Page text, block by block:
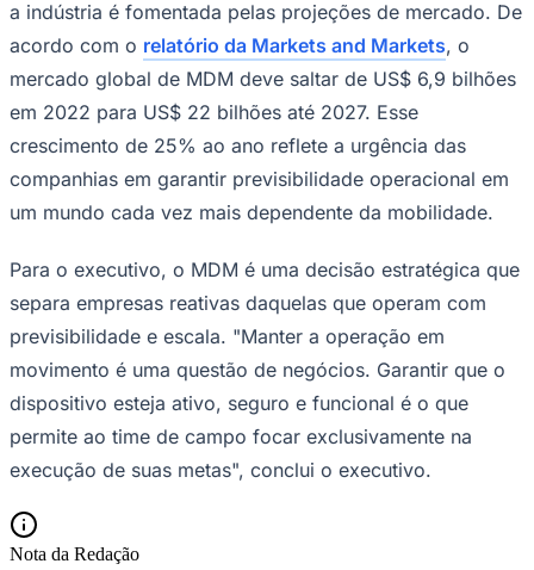
Corinthians
a indústria é fomentada pelas projeções de mercado. De
acordo com o relatório da Markets and Markets, o
mercado global de MDM deve saltar de US$ 6,9 bilhões
em 2022 para US$ 22 bilhões até 2027. Esse
crescimento de 25% ao ano reflete a urgência das
companhias em garantir previsibilidade operacional em
um mundo cada vez mais dependente da mobilidade.
Para o executivo, o MDM é uma decisão estratégica que
separa empresas reativas daquelas que operam com
previsibilidade e escala. "Manter a operação em
movimento é uma questão de negócios. Garantir que o
dispositivo esteja ativo, seguro e funcional é o que
permite ao time de campo focar exclusivamente na
execução de suas metas", conclui o executivo.
Nota da Redação